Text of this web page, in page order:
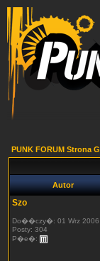
PUNK FORUM Strona
Autor
Szo
Do��czy�: 01 Wrz 2006
Posty: 304
P�e�: